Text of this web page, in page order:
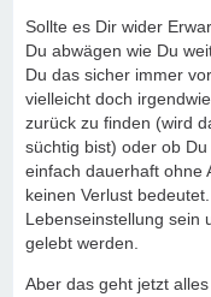
Sollte es Dir wider
Du abwägen wie Du
Du das sicher immer
vielleicht doch
zurück zu finden (wird
süchtig bist) oder ob
einfach dauerhaft ohne
keinen Verlust
Lebenseinstellung sein
gelebt werden.
Aber das geht jetzt